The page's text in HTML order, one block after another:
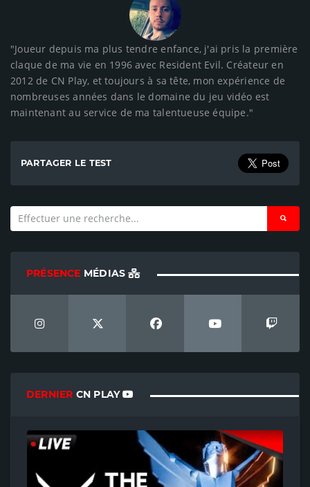
"Joueur depuis ma plus tendre enfance, j'ai pris la première
claque de ma vie en 1996 avec Resident Evil. Créateur en
2012 de CN Play, et toujours à sa tête, mon expérience de
nombreuses années dans le domaine du jeu vidéo est
maintenant au service de ma talentueuse équipe."
PARTAGER LE TEST
PRÉSENCE MÉDIAS
DERNIER CN PLAY